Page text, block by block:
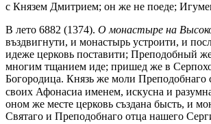
с Князем Дмитрием; он же не поеде;
В лето 6882 (1374). О монастыре на
въздвигнути, и монастырь устроити, и
идеже церковь поставити; Преподобный
многим тщанием иде; пришед же в
Богородица. Князь же моли Преподобнаго
своих Афонасиа именем, искусна и
оном же месте церковь създана бысть, и
Святаго и Преподобнаго отца нашего